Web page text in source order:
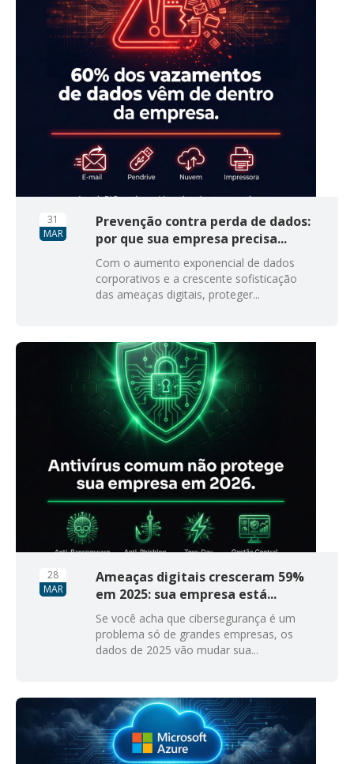
31
MAR
Prevenção contra perda de dados:
por que sua empresa precisa...
Com o aumento exponencial de dados
corporativos e a crescente sofisticação
das ameaças digitais, proteger...
28
MAR
Ameaças digitais cresceram 59%
em 2025: sua empresa está...
Se você acha que cibersegurança é um
problema só de grandes empresas, os
dados de 2025 vão mudar sua...